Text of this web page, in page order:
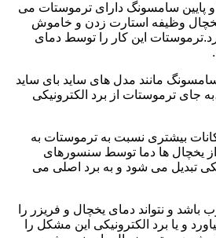
و پایین سامسونگ دارای ترموستات می
وظیفه استارت زدن و خاموش
این کار را توسط دمای
مانند مدل های ساید بای ساید
جای ترموستات از برد الکترونیکی
بیشتری نسبت به ترموستات به
از یخچال ها دما توسط سنسورهای
تبدیل می شود و به برد اصلی می
و نتواند دمای یخچال و فریزر را
و یا برد الکترونیکی این مشکل را